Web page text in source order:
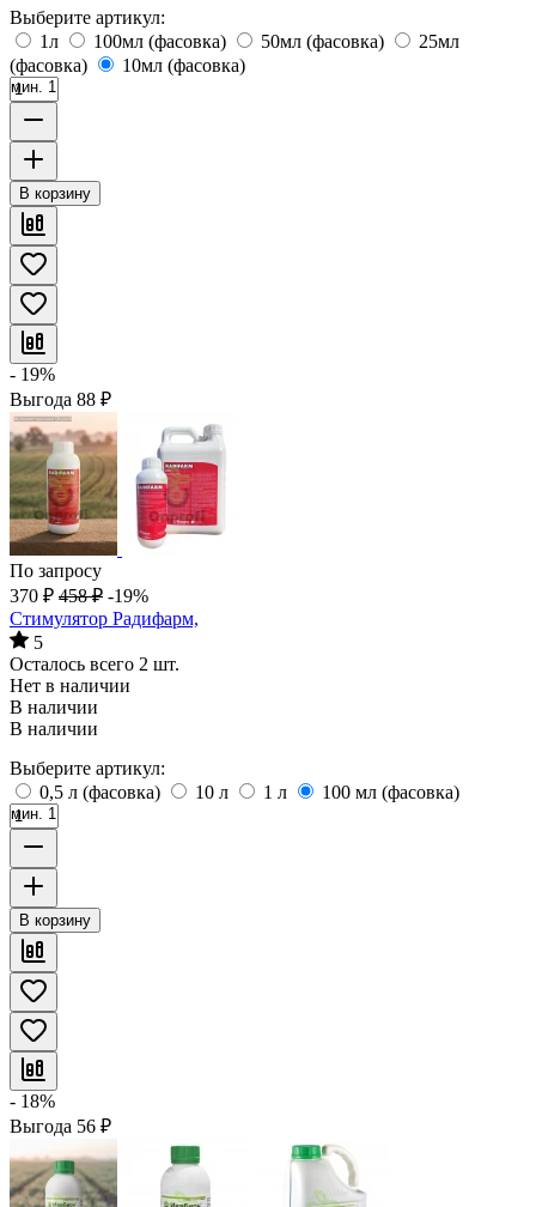
Выберите артикул:
1л
100мл (фасовка) 50мл (фасовка)
25мл
(фасовка)
10мл (фасовка)
мин. 1
В корзину
- 19%
Выгода 88 ₽
По запросу
370 ₽ 458 ₽ -19%
Стимулятор Радифарм,
5
Осталось всего 2 шт.
Нет в наличии
В наличии
В наличии
Выберите артикул:
0,5 л (фасовка)
10 л 1 л 100 мл (фасовка)
мин. 1
В корзину
- 18%
Выгода 56 ₽